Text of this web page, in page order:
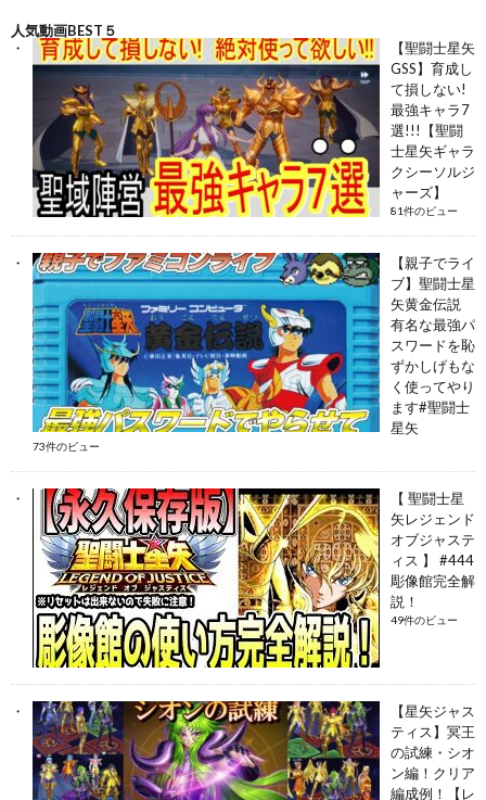
人気動画BEST５
【聖闘士星矢
GSS】育成し
て損しない!
最強キャラ7
選!!!【聖闘
士星矢ギャラ
クシーソルジ
ャーズ】
81件のビュー
【親子でライ
ブ】聖闘士星
矢黄金伝説
有名な最強パ
スワードを恥
ずかしげもな
く使ってやり
ます#聖闘士
星矢
73件のビュー
【 聖闘士星
矢レジェンド
オブジャステ
ィス 】 #444
彫像館完全解
説！
49件のビュー
【星矢ジャス
ティス】冥王
の試練・シオ
ン編！クリア
編成例！【レ